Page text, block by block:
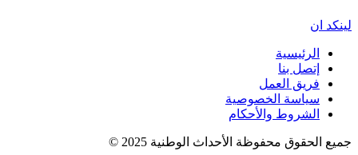
لينكد ان
الرئيسية
إتصل بنا
فريق العمل
سياسة الخصوصية
الشروط والأحكام
جميع الحقوق محفوظة الأحداث الوطنية 2025 ©